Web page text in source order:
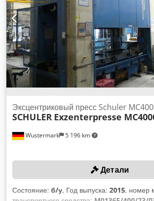
Wustermark 5 196 km
Эксцентриковый пресс Schuler
SCHULER Exzenterpresse
Детали
Состояние: б/у, Год выпуска: 2015, номер